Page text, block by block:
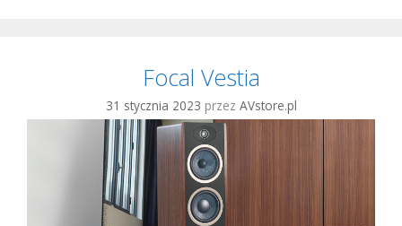
Focal Vestia
31 stycznia 2023 przez AVstore.pl